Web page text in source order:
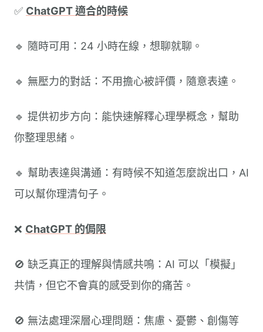
✅ ChatGPT 適合的時候
🔹 隨時可用：24 小時在線，想聊就聊。
🔹 無壓力的對話：不用擔心被評價，隨意表達。
🔹 提供初步方向：能快速解釋心理學概念，幫助
你整理思緒。
🔹 幫助表達與溝通：有時候不知道怎麼說出口，AI
可以幫你理清句子。
❌ ChatGPT 的侷限
🚫 缺乏真正的理解與情感共鳴：AI 可以「模擬」
共情，但它不會真的感受到你的痛苦。
🚫 無法處理深層心理問題：焦慮、憂鬱、創傷等